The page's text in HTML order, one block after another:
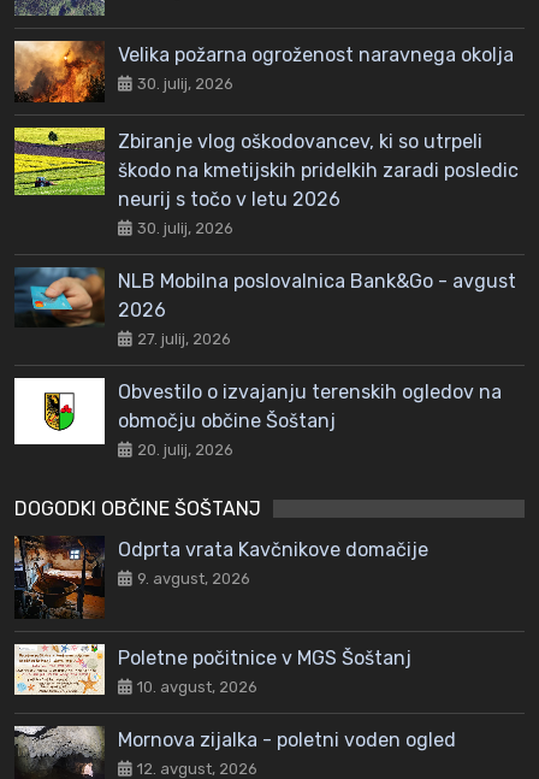
Velika požarna ogroženost naravnega okolja
30. julij, 2026
Zbiranje vlog oškodovancev, ki so utrpeli
škodo na kmetijskih pridelkih zaradi posledic
neurij s točo v letu 2026
30. julij, 2026
NLB Mobilna poslovalnica Bank&Go - avgust
2026
27. julij, 2026
Obvestilo o izvajanju terenskih ogledov na
območju občine Šoštanj
20. julij, 2026
DOGODKI OBČINE ŠOŠTANJ
Odprta vrata Kavčnikove domačije
9. avgust, 2026
Poletne počitnice v MGS Šoštanj
10. avgust, 2026
Mornova zijalka - poletni voden ogled
12. avgust, 2026